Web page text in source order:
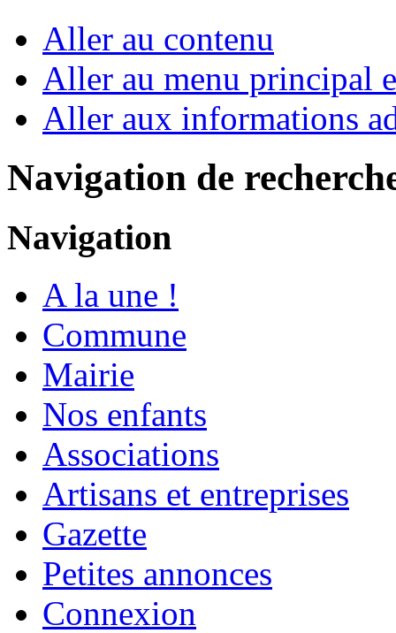
Aller au contenu
Aller au menu principal
Aller aux informations
Navigation de
Navigation
A la une !
Commune
Mairie
Nos enfants
Associations
Artisans et entreprises
Gazette
Petites annonces
Connexion